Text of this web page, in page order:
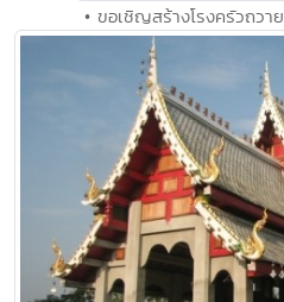
• ขอเชิญสร้างโรงครัวถวา